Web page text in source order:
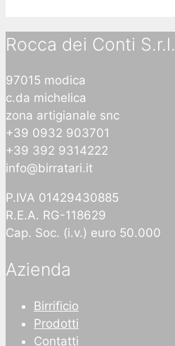
Rocca dei Conti S.r.l.
97015 modica
c.da michelica
zona artigianale snc
+39 0932 903701
+39 392 9314222
info@birratari.it
P.IVA 01429430885
R.E.A. RG-118629
Cap. Soc. (i.v.) euro 50.000
Azienda
Birrificio
Prodotti
Contatti